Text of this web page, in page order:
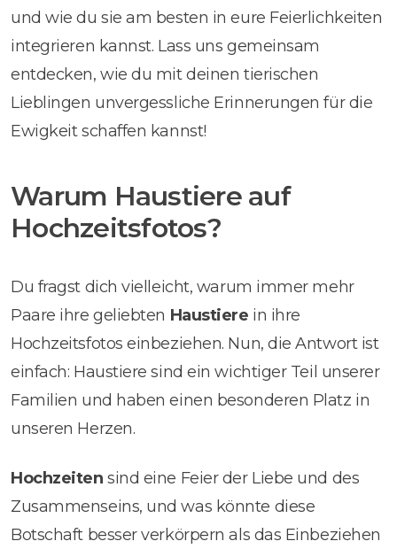
und wie du sie am besten in eure Feierlichkeiten
integrieren kannst. Lass uns gemeinsam
entdecken, wie du mit deinen tierischen
Lieblingen unvergessliche Erinnerungen für die
Ewigkeit schaffen kannst!
Warum Haustiere auf
Hochzeitsfotos?
Du fragst dich vielleicht, warum immer mehr
Paare ihre geliebten Haustiere in ihre
Hochzeitsfotos einbeziehen. Nun, die Antwort ist
einfach: Haustiere sind ein wichtiger Teil unserer
Familien und haben einen besonderen Platz in
unseren Herzen.
Hochzeiten sind eine Feier der Liebe und des
Zusammenseins, und was könnte diese
Botschaft besser verkörpern als das Einbeziehen